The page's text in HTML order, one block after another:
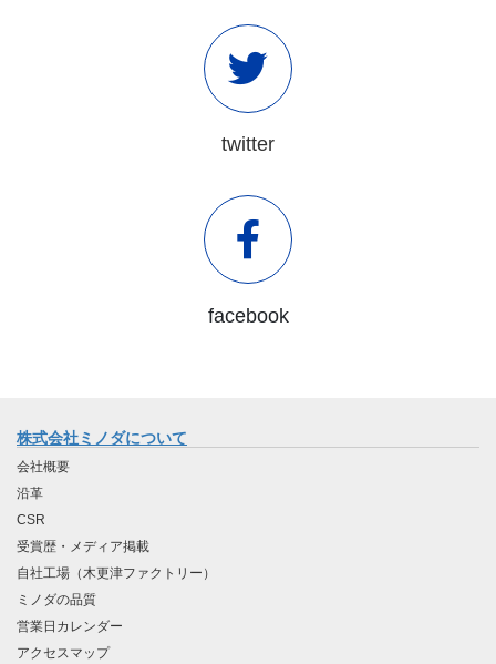
twitter
facebook
株式会社ミノダについて
会社概要
沿革
CSR
受賞歴・メディア掲載
自社工場（木更津ファクトリー）
ミノダの品質
営業日カレンダー
アクセスマップ